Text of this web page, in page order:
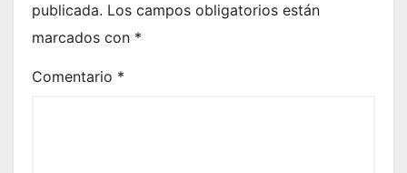
publicada. Los campos obligatorios están
marcados con *
Comentario *